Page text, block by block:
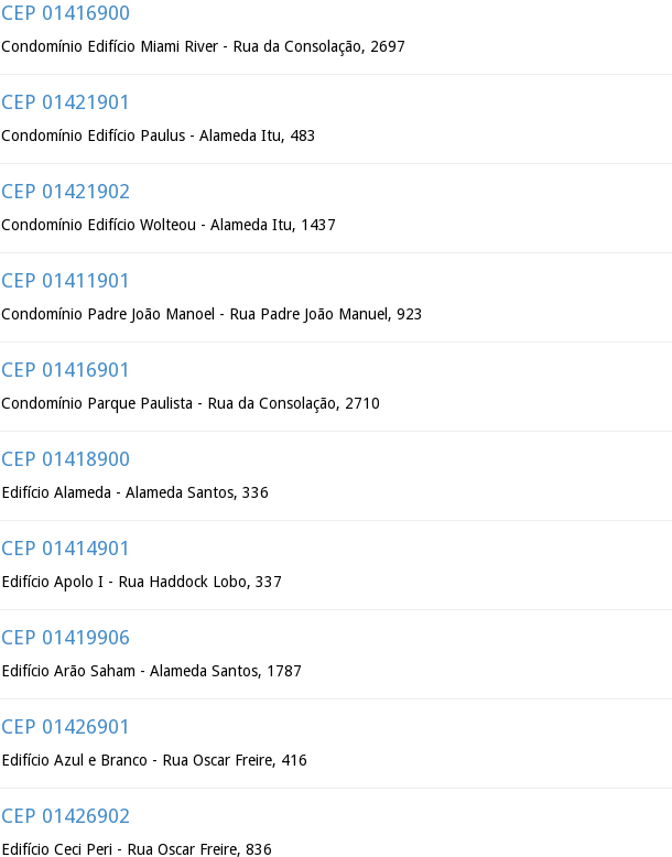
CEP 01416900
Condomínio Edifício Miami River - Rua da Consolação, 2697
CEP 01421901
Condomínio Edifício Paulus - Alameda Itu, 483
CEP 01421902
Condomínio Edifício Wolteou - Alameda Itu, 1437
CEP 01411901
Condomínio Padre João Manoel - Rua Padre João Manuel, 923
CEP 01416901
Condomínio Parque Paulista - Rua da Consolação, 2710
CEP 01418900
Edifício Alameda - Alameda Santos, 336
CEP 01414901
Edifício Apolo I - Rua Haddock Lobo, 337
CEP 01419906
Edifício Arão Saham - Alameda Santos, 1787
CEP 01426901
Edifício Azul e Branco - Rua Oscar Freire, 416
CEP 01426902
Edifício Ceci Peri - Rua Oscar Freire, 836